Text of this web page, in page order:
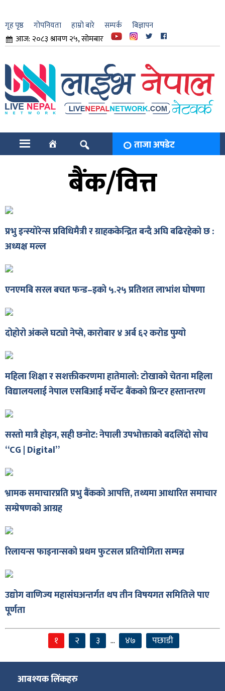
गृह पृष्ठ गोपनियता हाम्रो बारे सम्पर्क बिज्ञापन
आज: २०८३ श्रावण २५, सोमबार
ताजा अपडेट
बैंक/वित्त
प्रभु इन्स्योरेन्स प्रविधिमैत्री र ग्राहककेन्द्रित बन्दै अघि बढिरहेको छ :
अध्यक्ष मल्ल
एनएमबि सरल बचत फन्ड–इको ५.२५ प्रतिशत लाभांश घोषणा
दोहोरो अंकले घट्यो नेप्से, कारोबार ४ अर्ब ६२ करोड पुग्यो
महिला शिक्षा र सशक्तीकरणमा हातेमालो: टोखाको चेतना महिला
विद्यालयलाई नेपाल एसबिआई मर्चेन्ट बैंकको प्रिन्टर हस्तान्तरण
सस्तो मात्रै होइन, सही छनोट: नेपाली उपभोक्ताको बदलिँदो सोच
“CG | Digital”
भ्रामक समाचारप्रति प्रभु बैंकको आपत्ति, तथ्यमा आधारित समाचार
सम्प्रेषणको आग्रह
रिलायन्स फाइनान्सको प्रथम फुटसल प्रतियोगिता सम्पन्न
उद्योग वाणिज्य महासंघअन्तर्गत थप तीन विषयगत समितिले पाए
पूर्णता
१
२ ३ … ४७ पछाडी
आबश्यक लिंकहरु